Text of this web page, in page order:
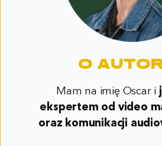
O
Mam na imię Oscar i
ekspertem od video
oraz komunikacji